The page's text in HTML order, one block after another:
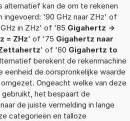
alternatief kan de om te rekenen
ingevoerd: '90 GHz naar ZHz' of
in ZHz' of '85 Gigahertz ->
= ZHz' of '75 Gigahertz naar
' of '60 Gigahertz to
berekent de rekenmachine
eenheid de oorspronkelijke waarde
Ongeacht welke van deze
het bespaart de
de juiste vermelding in lange
categorieën en talloze